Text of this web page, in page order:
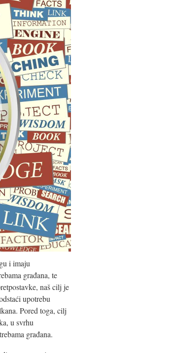
i imaju
građana, te
naš cilj je
upotrebu
Pored toga, cilj
u svrhu
građana.